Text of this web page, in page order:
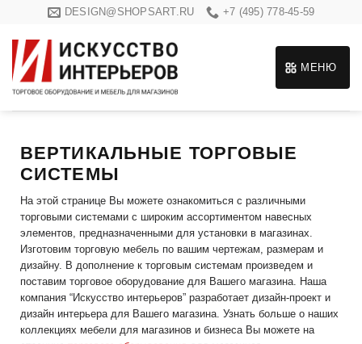
content
DESIGN@SHOPSART.RU +7 (495) 778-45-59
МЕНЮ
ВЕРТИКАЛЬНЫЕ ТОРГОВЫЕ
СИСТЕМЫ
На этой странице Вы можете ознакомиться с различными
торговыми системами с широким ассортиментом навесных
элементов, предназначенными для установки в магазинах.
Изготовим торговую мебель по вашим чертежам, размерам и
дизайну. В дополнение к торговым системам произведем и
поставим торговое оборудование для Вашего магазина. Наша
компания “Искусство интерьеров” разработает дизайн-проект и
дизайн интерьера для Вашего магазина. Узнать больше о наших
коллекциях мебели для магазинов и бизнеса Вы можете на